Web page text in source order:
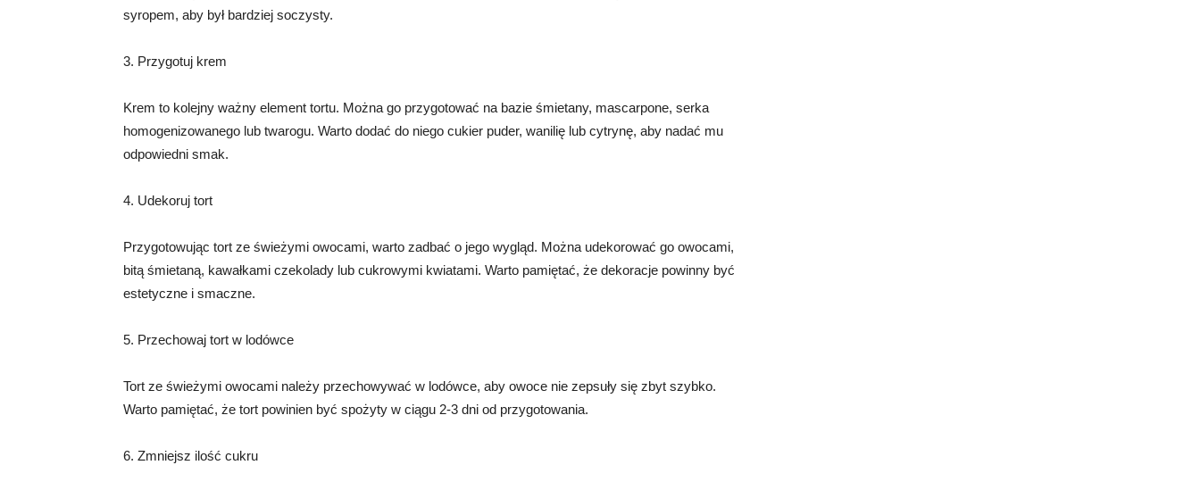
syropem, aby był bardziej soczysty.
3. Przygotuj krem
Krem to kolejny ważny element tortu. Można go przygotować na bazie śmietany, mascarpone, serka
homogenizowanego lub twarogu. Warto dodać do niego cukier puder, wanilię lub cytrynę, aby nadać mu
odpowiedni smak.
4. Udekoruj tort
Przygotowując tort ze świeżymi owocami, warto zadbać o jego wygląd. Można udekorować go owocami,
bitą śmietaną, kawałkami czekolady lub cukrowymi kwiatami. Warto pamiętać, że dekoracje powinny być
estetyczne i smaczne.
5. Przechowaj tort w lodówce
Tort ze świeżymi owocami należy przechowywać w lodówce, aby owoce nie zepsuły się zbyt szybko.
Warto pamiętać, że tort powinien być spożyty w ciągu 2-3 dni od przygotowania.
6. Zmniejsz ilość cukru